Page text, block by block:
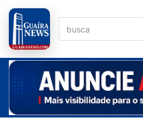
Pular
para
o
conteúdo